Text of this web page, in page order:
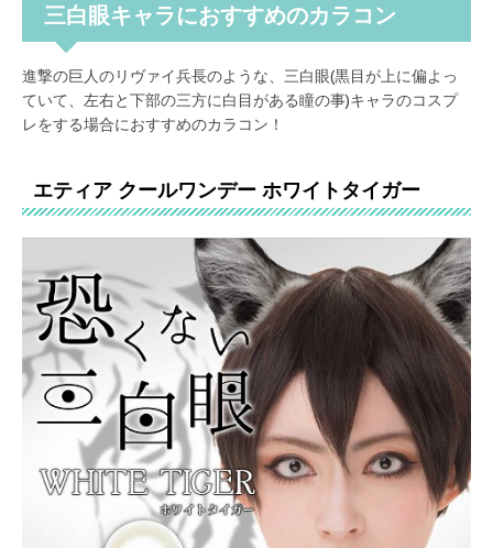
三白眼キャラにおすすめのカラコン
進撃の巨人のリヴァイ兵長のような、三白眼(黒目が上に偏よっ
ていて、左右と下部の三方に白目がある瞳の事)キャラのコスプ
レをする場合におすすめのカラコン！
エティア クールワンデー ホワイトタイガー